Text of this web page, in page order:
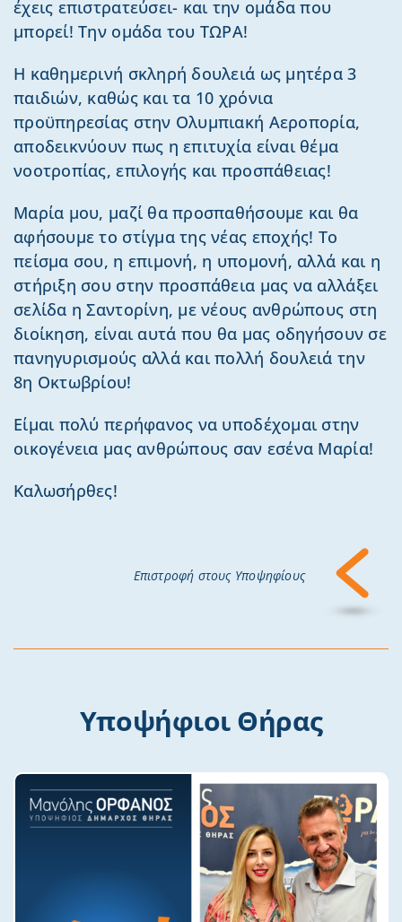
έχεις επιστρατεύσει- και την ομάδα που
μπορεί! Την ομάδα του ΤΩΡΑ!
Η καθημερινή σκληρή δουλειά ως μητέρα 3
παιδιών, καθώς και τα 10 χρόνια
προϋπηρεσίας στην Ολυμπιακή Αεροπορία,
αποδεικνύουν πως η επιτυχία είναι θέμα
νοοτροπίας, επιλογής και προσπάθειας!
Μαρία μου, μαζί θα προσπαθήσουμε και θα
αφήσουμε το στίγμα της νέας εποχής! Το
πείσμα σου, η επιμονή, η υπομονή, αλλά και η
στήριξη σου στην προσπάθεια μας να αλλάξει
σελίδα η Σαντορίνη, με νέους ανθρώπους στη
διοίκηση, είναι αυτά που θα μας οδηγήσουν σε
πανηγυρισμούς αλλά και πολλή δουλειά την
8η Οκτωβρίου!
Είμαι πολύ περήφανος να υποδέχομαι στην
οικογένεια μας ανθρώπους σαν εσένα Μαρία!
Καλωσήρθες!
Επιστροφή στους Υποψηφίους
Υποψήφιοι Θήρας